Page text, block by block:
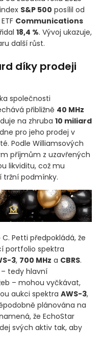
S&P 500 posílil od
Communications
18,4 %. Vývoj ukazuje,
další růst.
díky prodeji
společnosti
přibližně 40 MHz
na zhruba 10 miliard
pro jeho prodej v
Podle Williamsových
příjmům z uzavřených
likviditu, což mu
tržní podmínky.
Petti předpokládá, že
portfolio spektra
3, 700 MHz a CBRS.
tedy hlavní
– mohou vyčkávat,
aukci spektra AWS-3,
plánována na
že EchoStar
svých aktiv tak, aby